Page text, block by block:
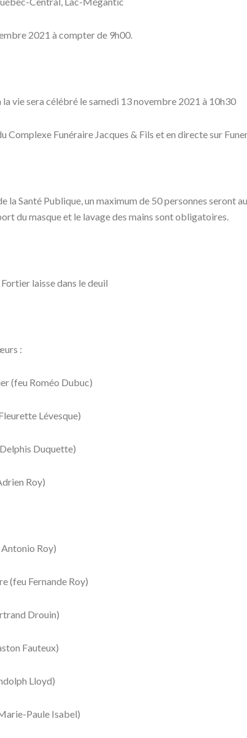
2021 à compter de 9h00.
la vie sera célébré le samedi 13 novembre 2021 à 10h30
Complexe Funéraire Jacques & Fils et en directe sur
la Santé Publique, un maximum de 50 personnes
du masque et le lavage des mains sont obligatoires.
laisse dans le deuil
:
(feu Roméo Dubuc)
Lévesque)
Duquette)
Roy)
Roy)
(feu Fernande Roy)
Drouin)
Fauteux)
Lloyd)
Paule Isabel)